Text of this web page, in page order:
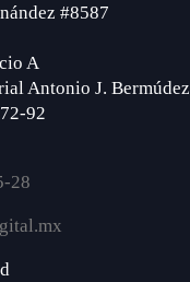
#8587
A
Antonio J. Bermúdez
92
28